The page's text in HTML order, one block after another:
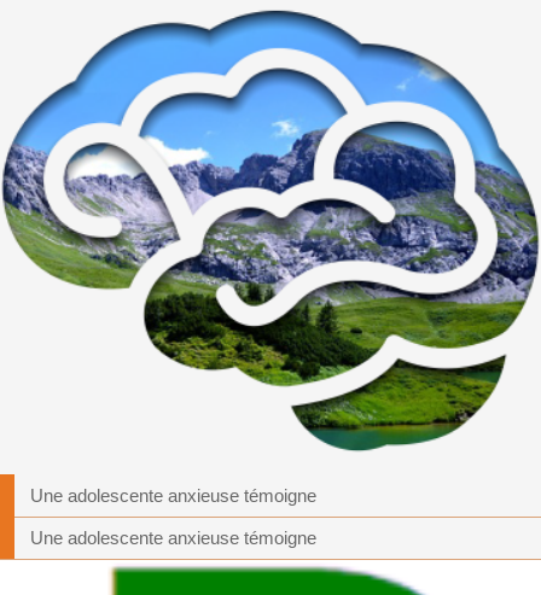
Une adolescente anxieuse témoigne
Une adolescente anxieuse témoigne